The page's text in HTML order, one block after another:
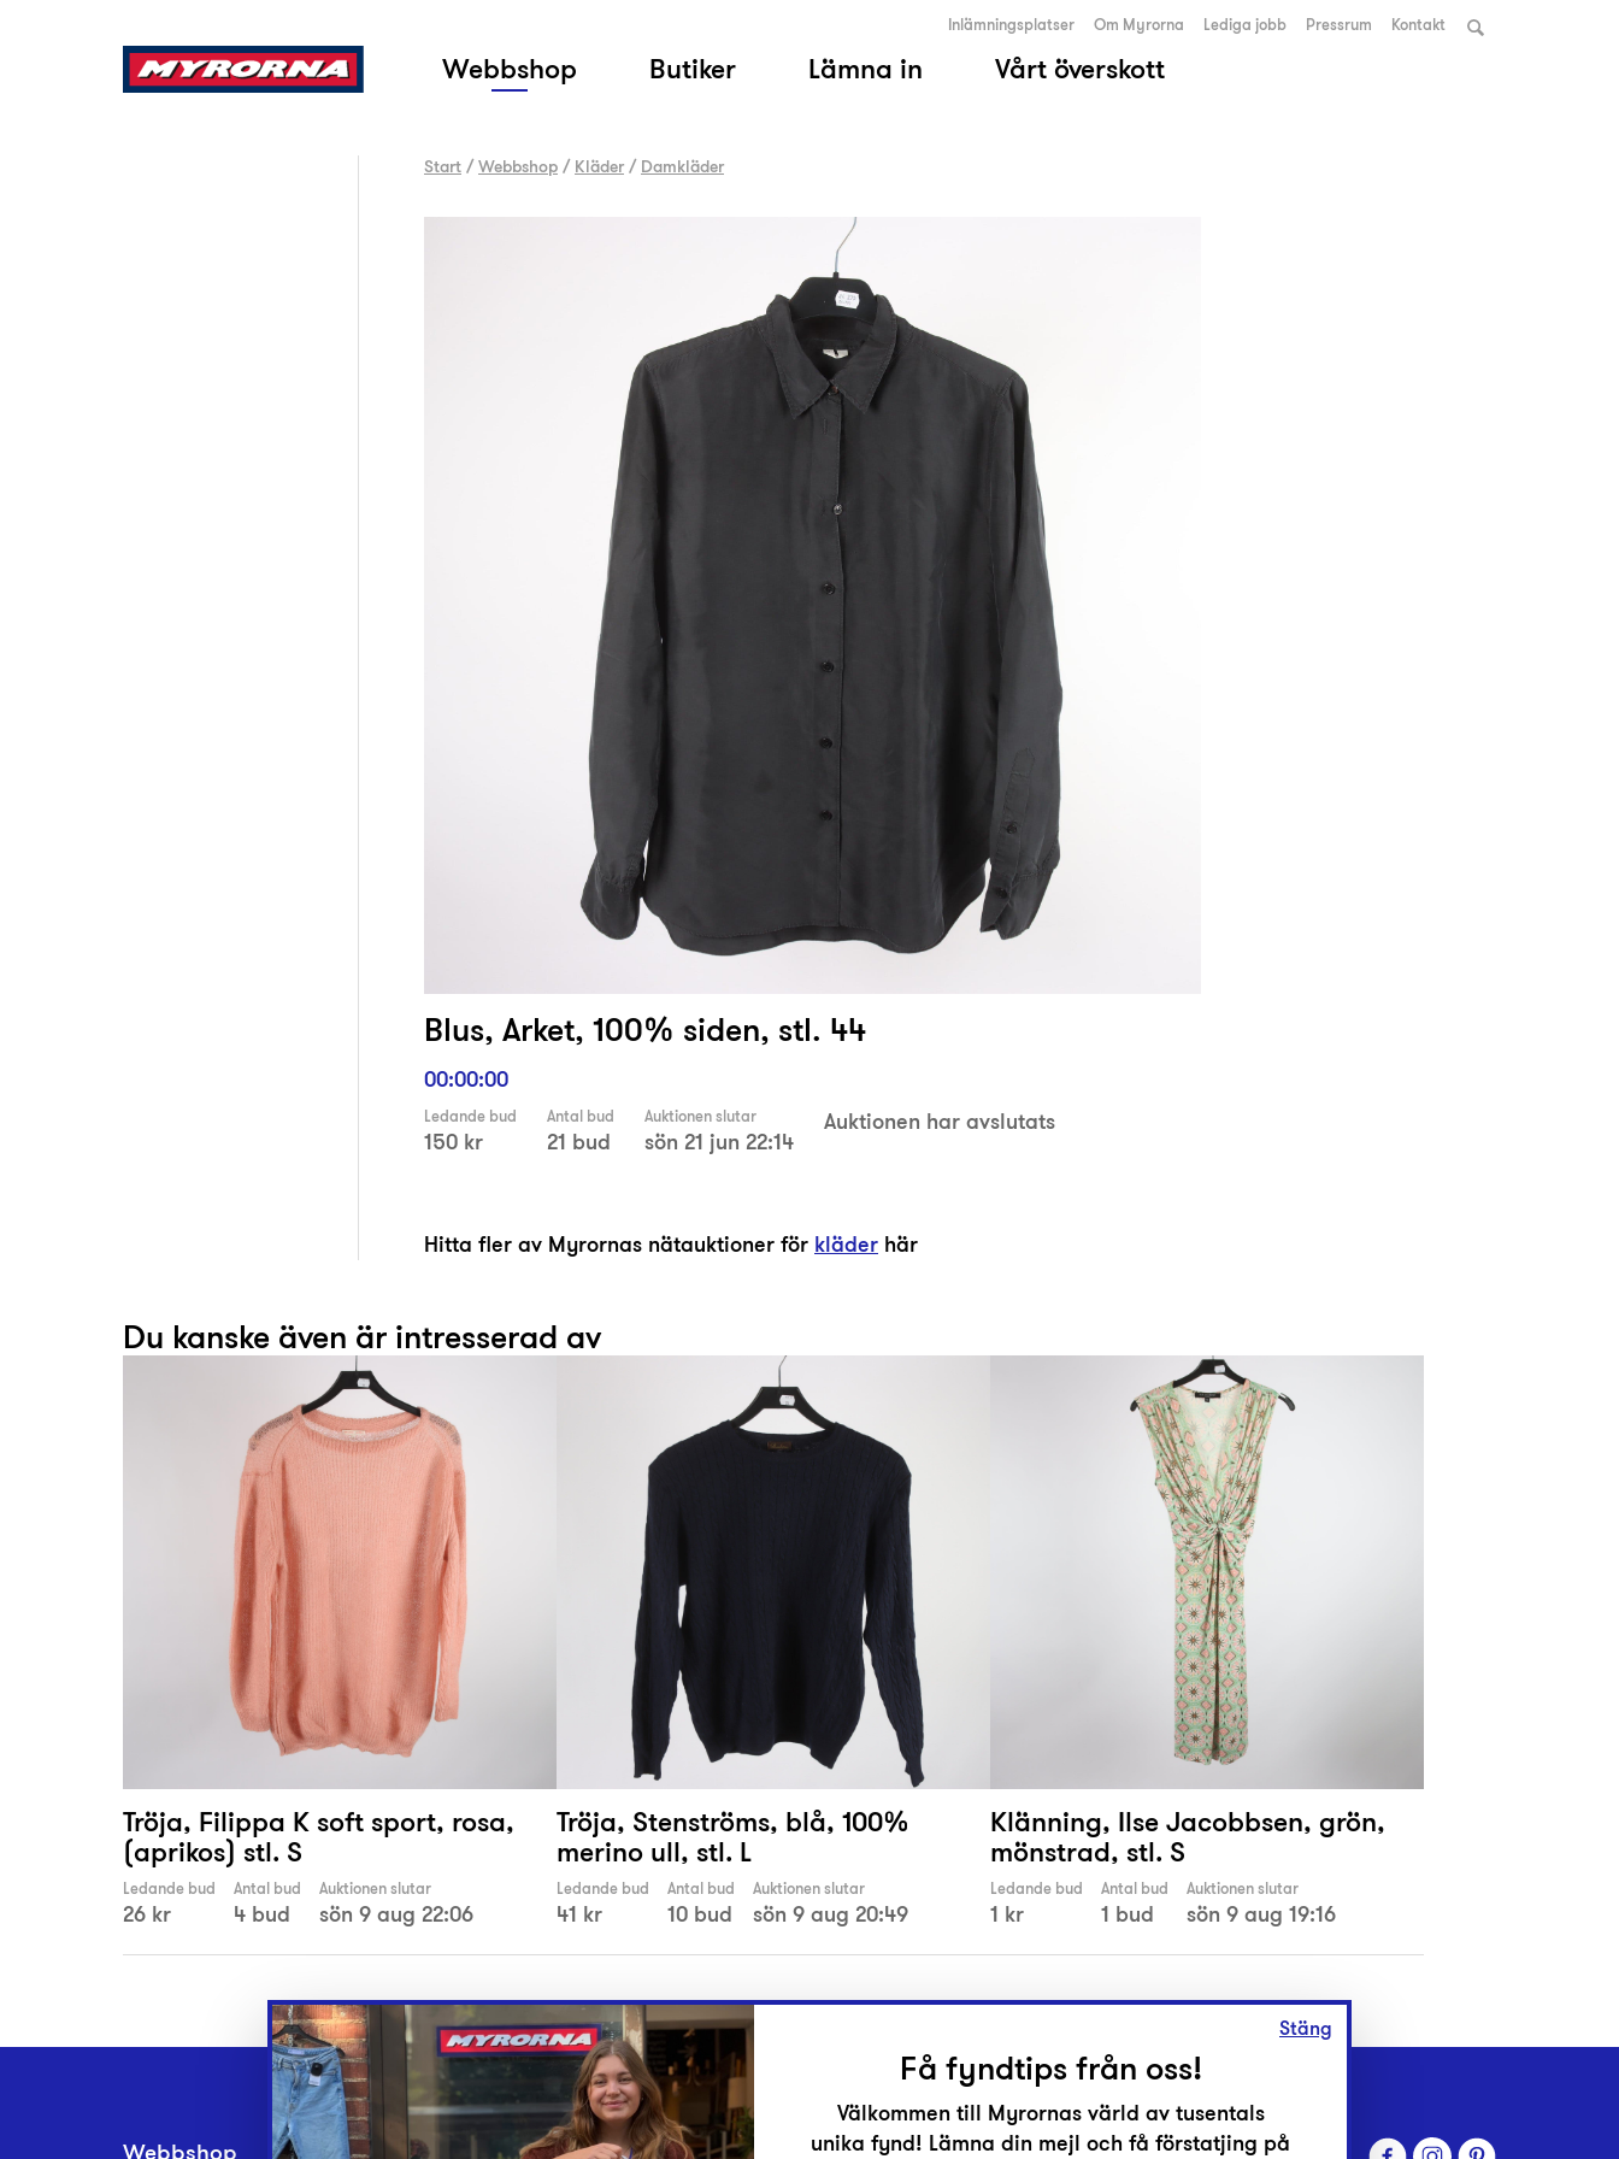
Webbshop Butiker Lämna in Vårt överskott
Inlämningsplatser Om Myrorna Lediga jobb Pressrum Kontakt
Start /Webbshop / Kläder / Damkläder
Blus, Arket, 100% siden, stl. 44
00:00:00
Ledande bud
150 kr
Antal bud
21 bud
Auktionen slutar
sön 21 jun 22:14
Auktionen har avslutats
Hitta fler av Myrornas nätauktioner för kläder här
Du kanske även är intresserad av
Tröja, Filippa K soft sport, rosa,
(aprikos) stl. S
Ledande bud
26 kr
Antal bud
4 bud
Auktionen slutar
sön 9 aug 22:06
Tröja, Stenströms, blå, 100%
merino ull, stl. L
Ledande bud
41 kr
Antal bud
10 bud
Auktionen slutar
sön 9 aug 20:49
Klänning, Ilse Jacobbsen, grön,
mönstrad, stl. S
Ledande bud
1 kr
Antal bud
1 bud
Auktionen slutar
sön 9 aug 19:16
Stäng
Få fyndtips från oss!
Välkommen till Myrornas värld av tusentals
unika fynd! Lämna din mejl och få förstatjing på